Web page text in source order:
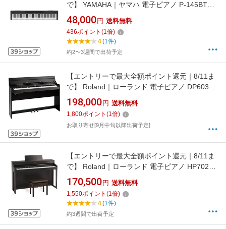
で】 YAMAHA｜ヤマハ 電子ピアノ P-145BTB
[88鍵盤]
48,000 円 送料無料
436ポイント (1倍)
4(1件)
約2〜3週間で出荷予定
【エントリーで最大全額ポイント還元｜8/11ま
で】 Roland｜ローランド 電子ピアノ DP603-
CBS 黒木目調仕上げ [88鍵盤][DP603]
198,000 円 送料無料
1,800ポイント (1倍)
お取り寄せ[9月中旬以降出荷予定]
【エントリーで最大全額ポイント還元｜8/11ま
で】 Roland｜ローランド 電子ピアノ HP702-
DRS ダークローズウッド [88鍵盤][HP702]
170,500 円 送料無料
1,550ポイント (1倍)
4(1件)
約3週間で出荷予定